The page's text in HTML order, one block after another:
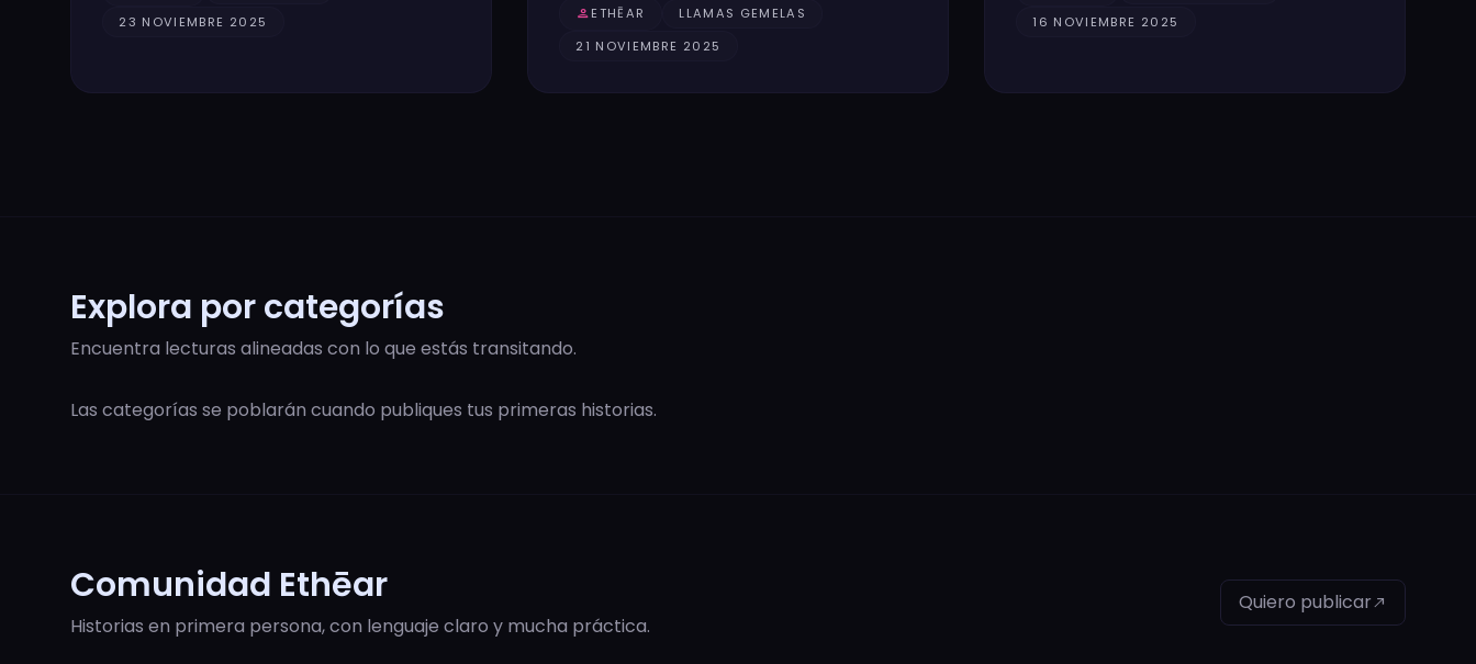
23 NOVIEMBRE 2025
personETHĒAR
LLAMAS GEMELAS
21 NOVIEMBRE 2025
16 NOVIEMBRE 2025
Explora por categorías
Encuentra lecturas alineadas con lo que estás transitando.
Las categorías se poblarán cuando publiques tus primeras historias.
Comunidad Ethēar
Historias en primera persona, con lenguaje claro y mucha práctica.
Quiero publicarnorth_east